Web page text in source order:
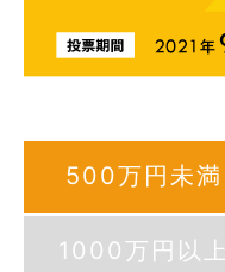
500万円未満
1000万円以上